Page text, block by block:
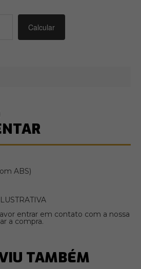
ABS)
entrar em contato com a nossa
a compra.
TAMBÉM